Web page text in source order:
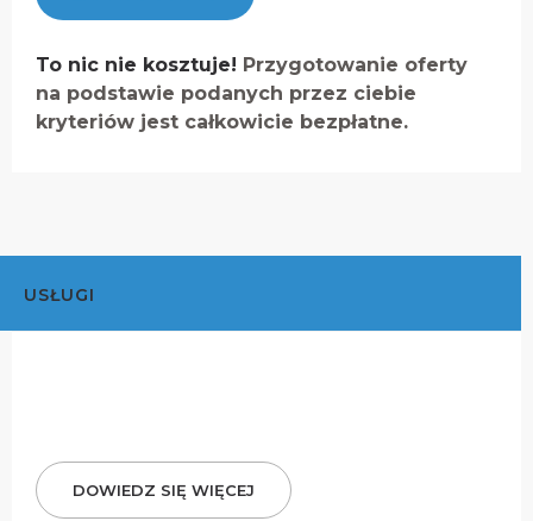
To nic nie kosztuje! Przygotowanie oferty
na podstawie podanych przez ciebie
kryteriów jest całkowicie bezpłatne.
USŁUGI
DOWIEDZ SIĘ WIĘCEJ